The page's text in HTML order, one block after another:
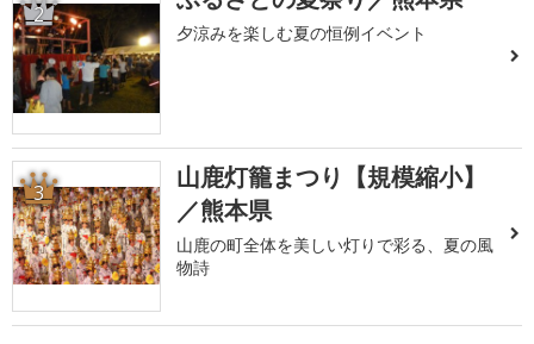
2
夕涼みを楽しむ夏の恒例イベント
3
山鹿灯籠まつり【規模縮小】
／熊本県
山鹿の町全体を美しい灯りで彩る、夏の風
物詩